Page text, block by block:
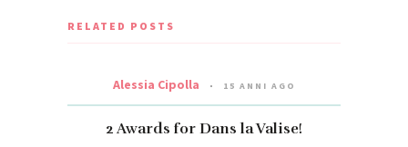
RELATED POSTS
Alessia Cipolla 15 ANNI AGO
2 Awards for Dans la Valise!